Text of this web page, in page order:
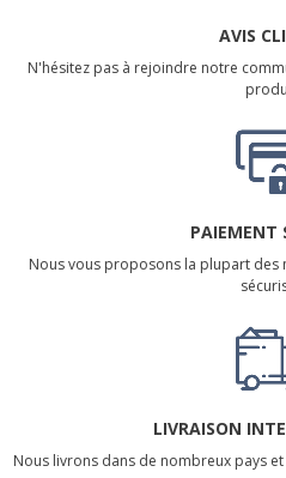
AVIS
N'hésitez pas à rejoindre notre
PAIEMENT
Nous vous proposons la plupart
LIVRAISON
Nous livrons dans de nombreux pays